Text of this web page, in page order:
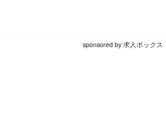
sponsored by 求人ボックス